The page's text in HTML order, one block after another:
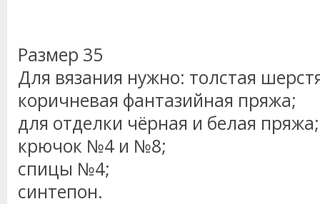
Размер 35
Для вязания нужно: толстая
коричневая фантазийная пряжа;
для отделки чёрная и белая пряжа;
крючок №4 и №8;
спицы №4;
синтепон.